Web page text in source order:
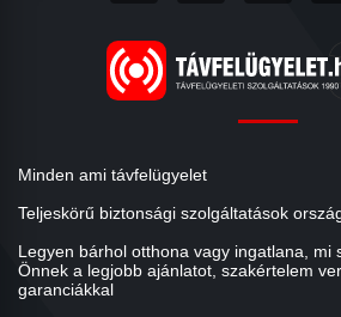
Minden ami távfelügyelet
Teljeskörű biztonsági szolgáltatások
Legyen bárhol otthona vagy ingatlana, mi
Önnek a legjobb ajánlatot, szakértelem
garanciákkal